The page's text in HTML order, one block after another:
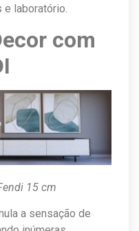
laboratório.
com
15 cm
a sensação de